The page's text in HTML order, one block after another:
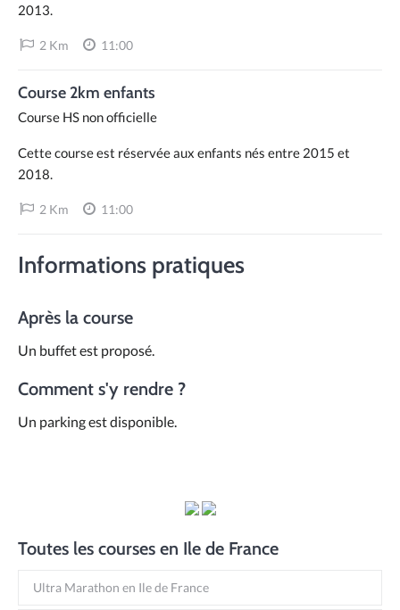
2013.
2 Km 11:00
Course 2km enfants
Course HS non officielle
Cette course est réservée aux enfants nés entre 2015 et
2018.
2 Km 11:00
Informations pratiques
Après la course
Un buffet est proposé.
Comment s'y rendre ?
Un parking est disponible.
Toutes les courses en Ile de France
Ultra Marathon en Ile de France